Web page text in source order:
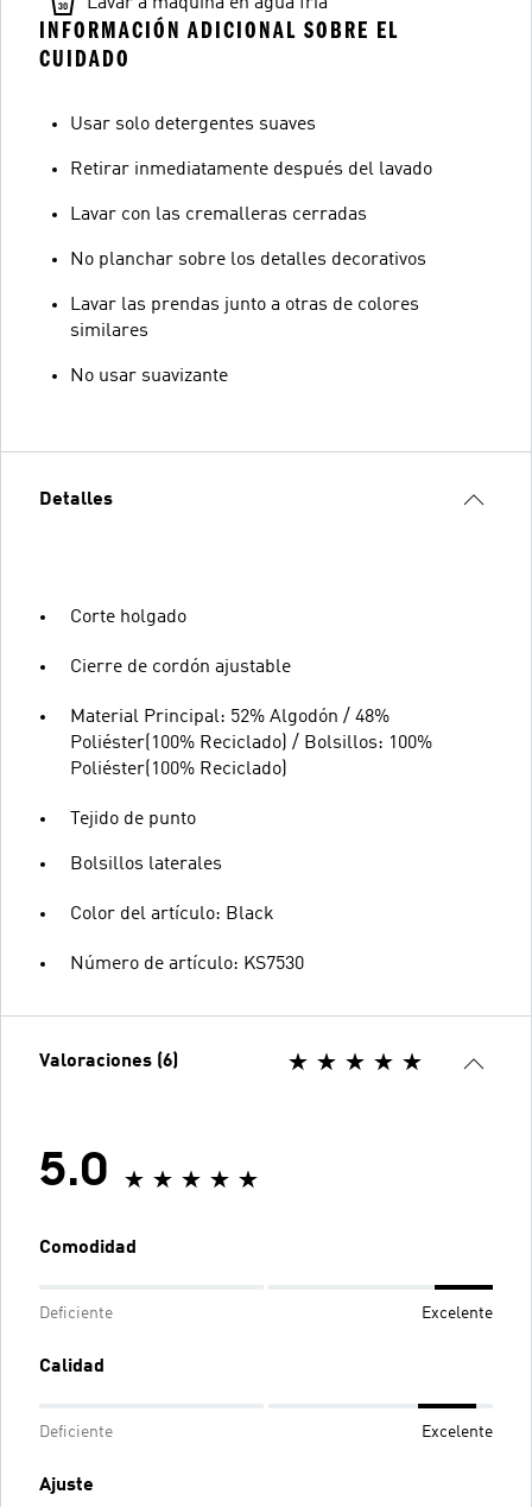
INFORMACIÓN ADICIONAL SOBRE EL
CUIDADO
Usar solo detergentes suaves
Retirar inmediatamente después del lavado
Lavar con las cremalleras cerradas
No planchar sobre los detalles decorativos
Lavar las prendas junto a otras de colores
similares
No usar suavizante
Detalles
Corte holgado
Cierre de cordón ajustable
Material Principal: 52% Algodón / 48%
Poliéster(100% Reciclado) / Bolsillos: 100%
Poliéster(100% Reciclado)
Tejido de punto
Bolsillos laterales
Color del artículo: Black
Número de artículo: KS7530
Valoraciones (6)
5.0
Comodidad
Deficiente Excelente
Calidad
Deficiente Excelente
Ajuste